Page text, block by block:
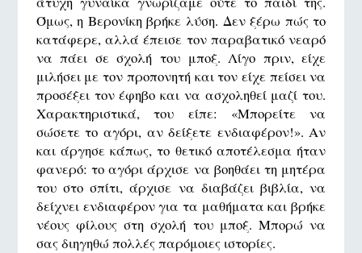
Όμως, η Βερονίκη βρήκε λύση. Δεν ξέρω πώς το
κατάφερε, αλλά έπεισε τον παραβατικό νεαρό
να πάει σε σχολή του μποξ. Λίγο πριν, είχε
μιλήσει με τον προπονητή και τον είχε πείσει να
προσέξει τον έφηβο και να ασχοληθεί μαζί του.
Χαρακτηριστικά, του είπε: «Μπορείτε να
σώσετε το αγόρι, αν δείξετε ενδιαφέρον!». Αν
και άργησε κάπως, το θετικό αποτέλεσμα ήταν
φανερό: το αγόρι άρχισε να βοηθάει τη μητέρα
του στο σπίτι, άρχισε να διαβάζει βιβλία, να
δείχνει ενδιαφέρον για τα μαθήματα και βρήκε
νέους φίλους στη σχολή του μποξ. Μπορώ να
σας διηγηθώ πολλές παρόμοιες ιστορίες.